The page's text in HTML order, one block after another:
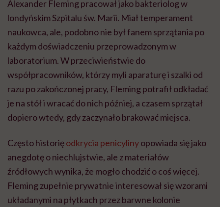
Alexander Fleming pracował jako bakteriolog w
londyńskim Szpitalu św. Marii. Miał temperament
naukowca, ale, podobno nie był fanem sprzątania po
każdym doświadczeniu przeprowadzonym w
laboratorium. W przeciwieństwie do
współpracowników, którzy myli aparaturę i szalki od
razu po zakończonej pracy, Fleming potrafił odkładać
je na stół i wracać do nich później, a czasem sprzątał
dopiero wtedy, gdy zaczynało brakować miejsca.
Często historięodkrycia penicylinyopowiada się jako
anegdotę o niechlujstwie, ale z materiałów
źródłowych wynika, że mogło chodzić o coś więcej.
Fleming zupełnie prywatnie interesował się wzorami
układanymi na płytkach przez barwne kolonie